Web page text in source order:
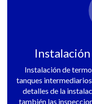
Instalación de
tanques
detalles de la
también las